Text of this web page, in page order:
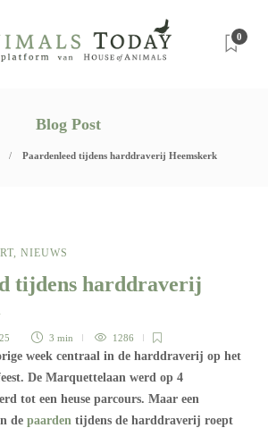
0
Blog Post
Paardenleed tijdens harddraverij Heemskerk
, NIEUWS
tijdens harddraverij
3 min 1286
week centraal in de harddraverij op het
De Marquettelaan werd op 4
tot een heuse parcours. Maar een
de paarden tijdens de harddraverij roept